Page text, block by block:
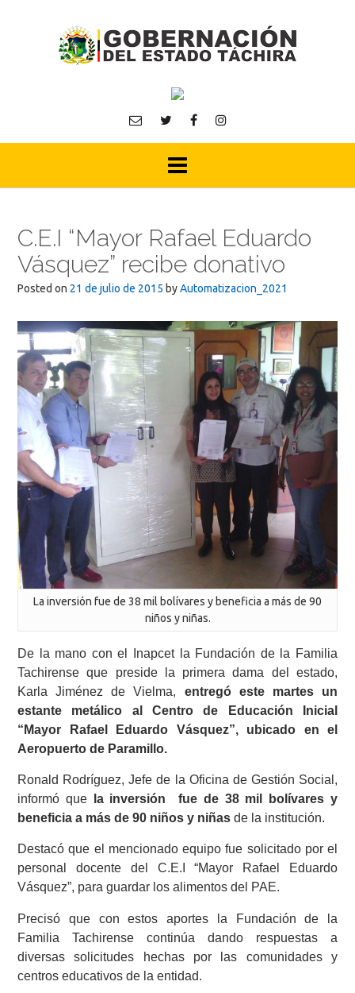
C.E.I “Mayor Rafael Eduardo
Vásquez” recibe donativo
Posted on 21 de julio de 2015 byAutomatizacion_2021
La inversión fue de 38 mil bolívares y beneficia a más de 90
niños y niñas.
De la mano con el Inapcet la Fundación de la Familia
Tachirense que preside la primera dama del estado,
Karla Jiménez de Vielma, entregó este martes un
estante metálico al Centro de Educación Inicial
“Mayor Rafael Eduardo Vásquez”, ubicado en el
Aeropuerto de Paramillo.
Ronald Rodríguez, Jefe de la Oficina de Gestión Social,
informó que
la inversión fue de 38 mil bolívares y
beneficia a más de 90 niños y niñas de la institución.
Destacó que el mencionado equipo fue solicitado por el
personal docente del C.E.I “Mayor Rafael Eduardo
Vásquez”, para guardar los alimentos del PAE.
Precisó que con estos aportes la Fundación de la
Familia Tachirense continúa dando respuestas a
diversas solicitudes hechas por las comunidades y
centros educativos de la entidad.